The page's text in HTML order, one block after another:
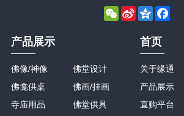
WeChat
Sina
Weibo
Qzone
产品展示
佛像/神像
佛龛供桌
寺庙用品
佛堂设计
佛画/挂画
佛堂供具
首页
关于缘通
产品展示
直购平台